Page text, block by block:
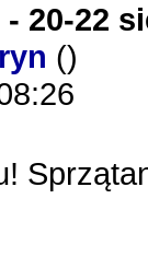
20-22
()